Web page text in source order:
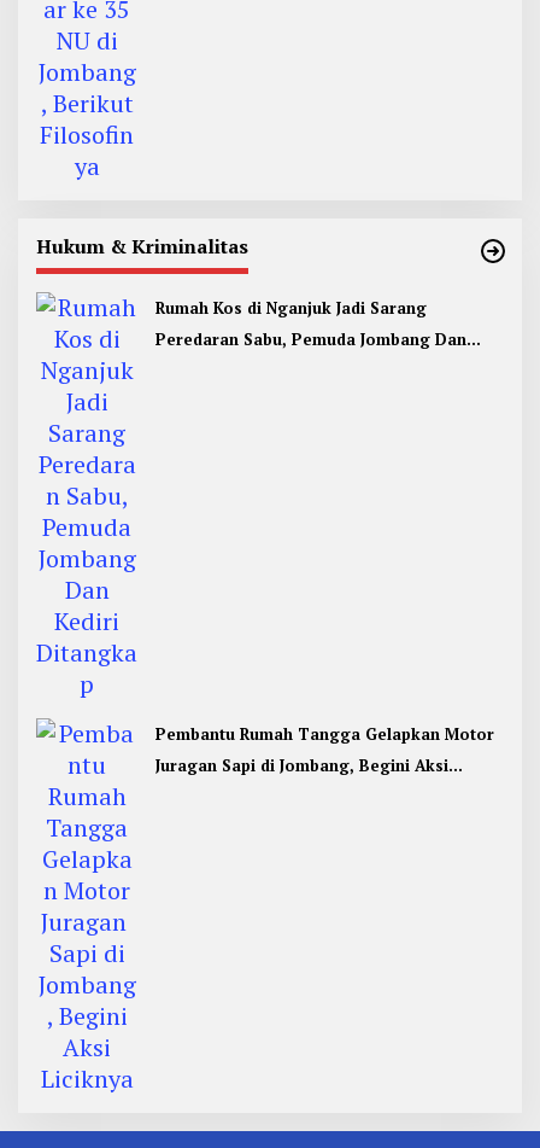
Hukum & Kriminalitas
Rumah Kos di Nganjuk Jadi Sarang
Peredaran Sabu, Pemuda Jombang Dan
Pembantu Rumah Tangga Gelapkan Motor
Juragan Sapi di Jombang, Begini Aksi